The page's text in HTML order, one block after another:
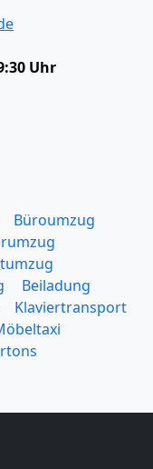
Uhr
Büroumzug
Beiladung
Klaviertransport